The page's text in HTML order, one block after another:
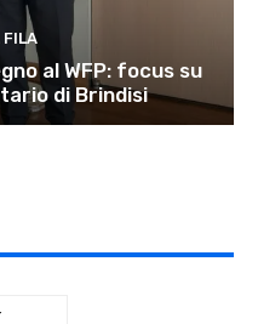
FILA
al WFP: focus su
di Brindisi